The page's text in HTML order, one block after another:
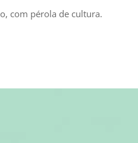
com pérola de cultura.